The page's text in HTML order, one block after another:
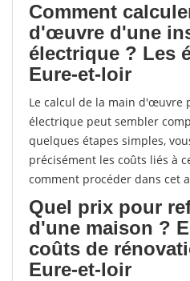
Comment
d'œuvre d'une
électrique ? Les
Eure-et-loir
Le calcul de la main d'œuvre
électrique peut sembler
quelques étapes simples,
précisément les coûts liés à
comment procéder dans cet
Quel prix pour
d'une maison ?
coûts de
Eure-et-loir